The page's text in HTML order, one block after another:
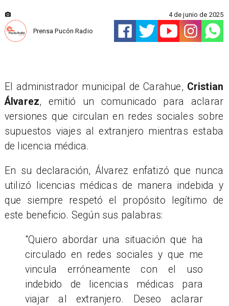
Prensa Pucón Radio
4 de junio de 2025
El administrador municipal de Carahue, Cristian
Álvarez, emitió un comunicado para aclarar
versiones que circulan en redes sociales sobre
supuestos viajes al extranjero mientras estaba
de licencia médica.
En su declaración, Álvarez enfatizó que nunca
utilizó licencias médicas de manera indebida y
que siempre respetó el propósito legítimo de
este beneficio. Según sus palabras:
"Quiero abordar una situación que ha
circulado en redes sociales y que me
vincula erróneamente con el uso
indebido de licencias médicas para
viajar al extranjero. Deseo aclarar